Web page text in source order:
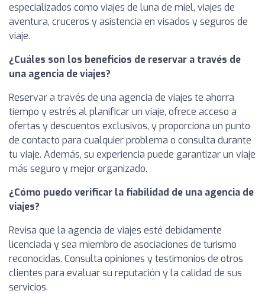
especializados como viajes de luna de miel, viajes de
aventura, cruceros y asistencia en visados y seguros de
viaje.
¿Cuáles son los beneficios de reservar a través de
una agencia de viajes?
Reservar a través de una agencia de viajes te ahorra
tiempo y estrés al planificar un viaje, ofrece acceso a
ofertas y descuentos exclusivos, y proporciona un punto
de contacto para cualquier problema o consulta durante
tu viaje. Además, su experiencia puede garantizar un viaje
más seguro y mejor organizado.
¿Cómo puedo verificar la fiabilidad de una agencia de
viajes?
Revisa que la agencia de viajes esté debidamente
licenciada y sea miembro de asociaciones de turismo
reconocidas. Consulta opiniones y testimonios de otros
clientes para evaluar su reputación y la calidad de sus
servicios.